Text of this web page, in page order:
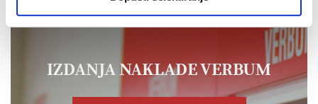
IZDANJA NAKLADE VERBUM